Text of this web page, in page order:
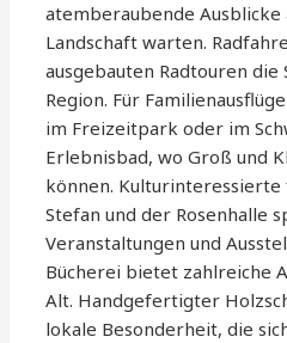
atemberaubende Ausblicke
Landschaft warten.
ausgebauten Radtouren die
Region. Für
im Freizeitpark oder im
Erlebnisbad, wo Groß und
können. Kulturinteressierte
Stefan und der Rosenhalle
Veranstaltungen und
Bücherei bietet zahlreiche
Alt. Handgefertigter
lokale Besonderheit, die